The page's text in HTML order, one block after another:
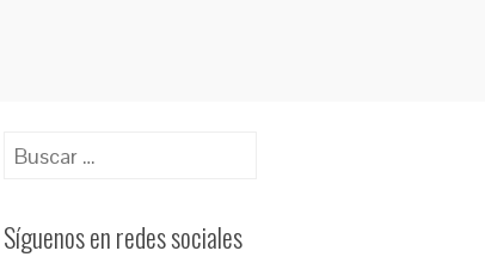
Buscar:
Síguenos en redes sociales